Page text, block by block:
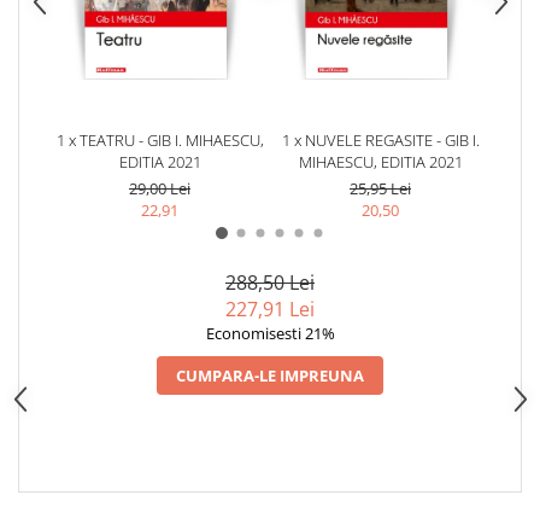
1 x TEATRU - GIB I. MIHAESCU,
EDITIA 2021
29,00 Lei
22,91
1 x NUVELE REGASITE - GIB I.
MIHAESCU, EDITIA 2021
25,95 Lei
20,50
288,50 Lei
227,91 Lei
Economisesti 21%
CUMPARA-LE IMPREUNA